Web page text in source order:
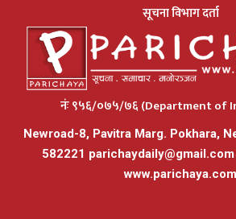
सूचना विभाग दर्ता
नंः ९५६/०७५/७६ (Department of
Newroad-8, Pavitra Marg. Pokhara,
582221 parichaydaily@gmail.com
www.parichaya.com